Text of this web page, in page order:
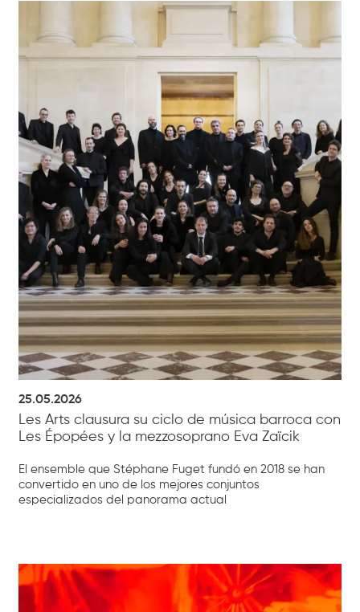
25.05.2026
Les Arts clausura su ciclo de música barroca con
Les Épopées y la mezzosoprano Eva Zaïcik
El ensemble que Stéphane Fuget fundó en 2018 se han
convertido en uno de los mejores conjuntos
especializados del panorama actual